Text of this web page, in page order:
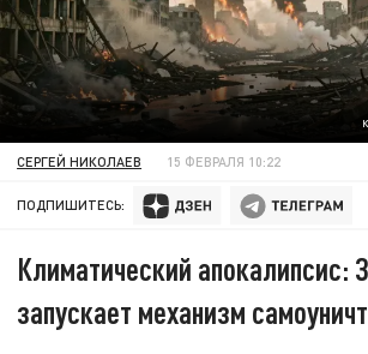
СЕРГЕЙ НИКОЛАЕВ 15 ФЕВРАЛЯ 10:22
ПОДПИШИТЕСЬ:
Климатический апокалипсис:
запускает механизм